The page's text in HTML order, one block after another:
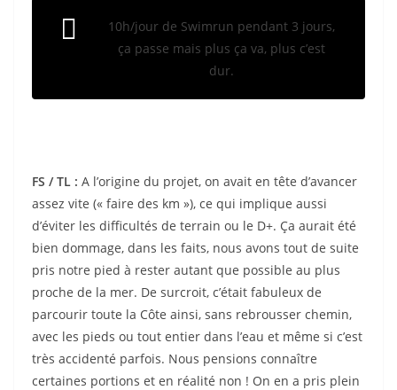
10h/jour de Swimrun pendant 3 jours,
ça passe mais plus ça va, plus c’est
dur.
FS / TL : A l’origine du projet, on avait en tête d’avancer
assez vite (« faire des km »), ce qui implique aussi
d’éviter les difficultés de terrain ou le D+. Ça aurait été
bien dommage, dans les faits, nous avons tout de suite
pris notre pied à rester autant que possible au plus
proche de la mer. De surcroit, c’était fabuleux de
parcourir toute la Côte ainsi, sans rebrousser chemin,
avec les pieds ou tout entier dans l’eau et même si c’est
très accidenté parfois. Nous pensions connaître
certaines portions et en réalité non ! On en a pris plein